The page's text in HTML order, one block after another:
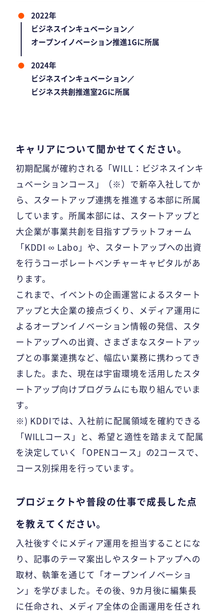
2022年
ビジネスインキュベーション／
オープンイノベーション推進1Gに所属
2024年
ビジネスインキュベーション／
ビジネス共創推進室2Gに所属
キャリアについて聞かせてください。
初期配属が確約される「WILL：ビジネスインキ
ュベーションコース」（※）で新卒入社してか
ら、スタートアップ連携を推進する本部に所属
しています。所属本部には、スタートアップと
大企業が事業共創を目指すプラットフォーム
「KDDI ∞ Labo」や、スタートアップへの出資
を行うコーポレートベンチャーキャピタルがあ
ります。
これまで、イベントの企画運営によるスタート
アップと大企業の接点づくり、メディア運用に
よるオープンイノベーション情報の発信、スタ
ートアップへの出資、さまざまなスタートアッ
プとの事業連携など、幅広い業務に携わってき
ました。また、現在は宇宙環境を活用したスタ
ートアップ向けプログラムにも取り組んでいま
す。
※) KDDIでは、入社前に配属領域を確約できる
「WILLコース」と、希望と適性を踏まえて配属
を決定していく「OPENコース」の2コースで、
コース別採用を行っています。
プロジェクトや普段の仕事で成長した点
を教えてください。
入社後すぐにメディア運用を担当することにな
り、記事のテーマ案出しやスタートアップへの
取材、執筆を通じて「オープンイノベーショ
ン」を学びました。その後、9カ月後に編集長
に任命され、メディア全体の企画運用を任され